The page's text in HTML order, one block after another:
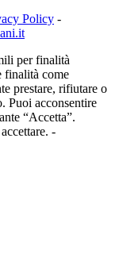
Policy -
per finalità
finalità come
prestare, rifiutare o
Puoi acconsentire
“Accetta”.
-